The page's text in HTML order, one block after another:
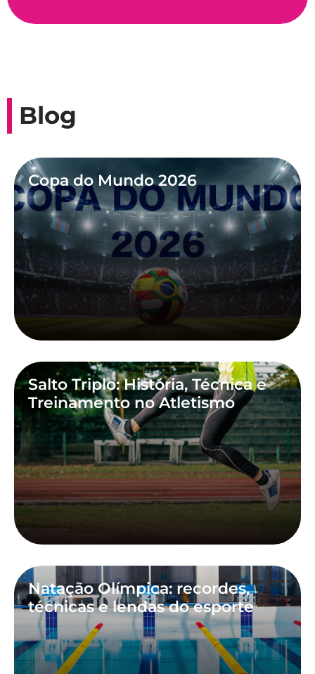
Blog
Copa do Mundo 2026
Salto Triplo: História, Técnica e
Treinamento no Atletismo
Natação Olímpica: recordes,
técnicas e lendas do esporte